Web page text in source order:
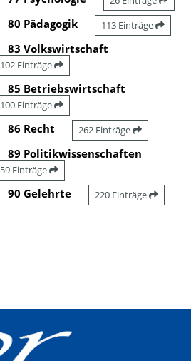
80 Pädagogik 113 Einträge
83 Volkswirtschaft
102 Einträge
85 Betriebswirtschaft
100 Einträge
86 Recht 262 Einträge
89 Politikwissenschaften
59 Einträge
90 Gelehrte 220 Einträge